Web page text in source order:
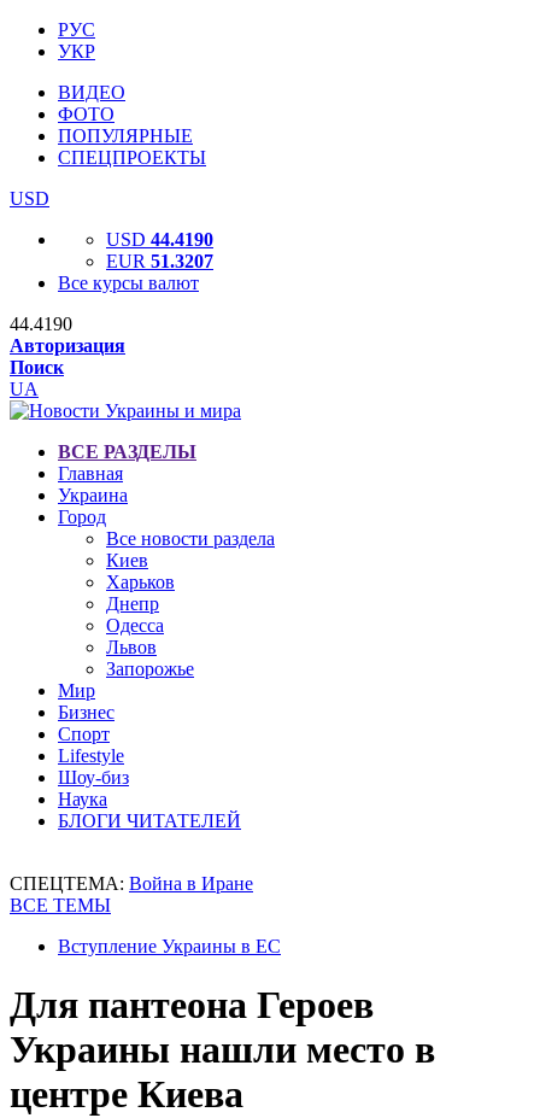
РУС
УКР
ВИДЕО
ФОТО
ПОПУЛЯРНЫЕ
СПЕЦПРОЕКТЫ
USD
USD 44.4190
EUR 51.3207
Все курсы валют
44.4190
Авторизация
Поиск
UA
ВСЕ РАЗДЕЛЫ
Главная
Украина
Город
Все новости раздела
Киев
Харьков
Днепр
Одесса
Львов
Запорожье
Мир
Бизнес
Спорт
Lifestyle
Шоу-биз
Наука
БЛОГИ ЧИТАТЕЛЕЙ
СПЕЦТЕМА: Война в Иране
ВСЕ ТЕМЫ
Вступление Украины в ЕС
Для пантеона Героев
Украины нашли место в
центре Киева